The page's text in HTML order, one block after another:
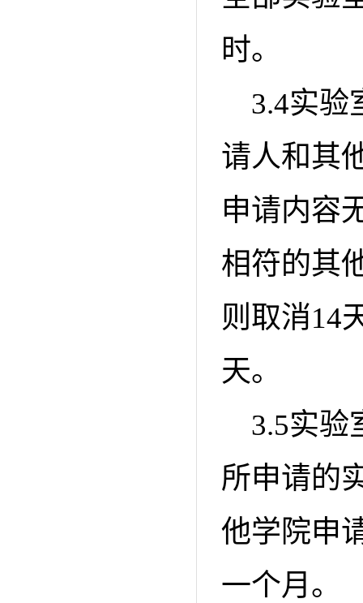
时。
3.4实验
请人和其
申请内容
相符的其
则取消14
天。
3.5实验
所申请的
他学院申
一个月。